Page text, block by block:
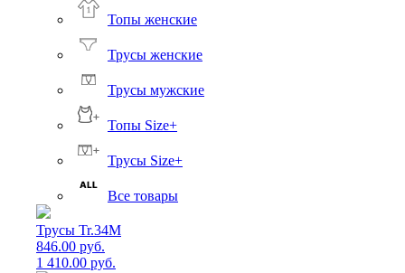
Топы женские
Трусы женские
Трусы мужские
Топы Size+
Трусы Size+
Все товары
Трусы Tr.34M
846.00 руб.
1 410.00 руб.